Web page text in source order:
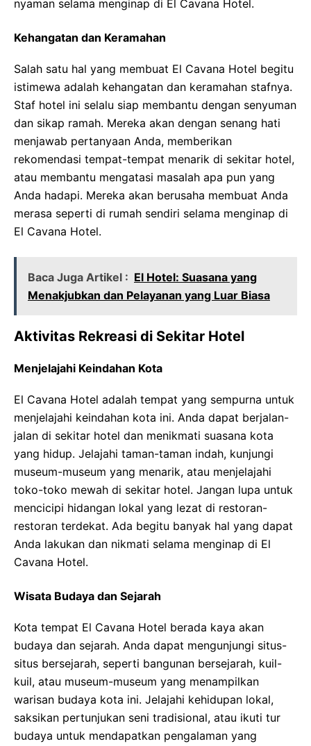
nyaman selama menginap di El Cavana Hotel.
Kehangatan dan Keramahan
Salah satu hal yang membuat El Cavana Hotel begitu
istimewa adalah kehangatan dan keramahan stafnya.
Staf hotel ini selalu siap membantu dengan senyuman
dan sikap ramah. Mereka akan dengan senang hati
menjawab pertanyaan Anda, memberikan
rekomendasi tempat-tempat menarik di sekitar hotel,
atau membantu mengatasi masalah apa pun yang
Anda hadapi. Mereka akan berusaha membuat Anda
merasa seperti di rumah sendiri selama menginap di
El Cavana Hotel.
Baca Juga Artikel : El Hotel: Suasana yang
Menakjubkan dan Pelayanan yang Luar Biasa
Aktivitas Rekreasi di Sekitar Hotel
Menjelajahi Keindahan Kota
El Cavana Hotel adalah tempat yang sempurna untuk
menjelajahi keindahan kota ini. Anda dapat berjalan-
jalan di sekitar hotel dan menikmati suasana kota
yang hidup. Jelajahi taman-taman indah, kunjungi
museum-museum yang menarik, atau menjelajahi
toko-toko mewah di sekitar hotel. Jangan lupa untuk
mencicipi hidangan lokal yang lezat di restoran-
restoran terdekat. Ada begitu banyak hal yang dapat
Anda lakukan dan nikmati selama menginap di El
Cavana Hotel.
Wisata Budaya dan Sejarah
Kota tempat El Cavana Hotel berada kaya akan
budaya dan sejarah. Anda dapat mengunjungi situs-
situs bersejarah, seperti bangunan bersejarah, kuil-
kuil, atau museum-museum yang menampilkan
warisan budaya kota ini. Jelajahi kehidupan lokal,
saksikan pertunjukan seni tradisional, atau ikuti tur
budaya untuk mendapatkan pengalaman yang